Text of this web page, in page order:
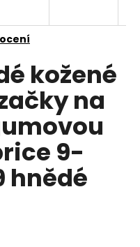
kožené
na
9-
hnědé